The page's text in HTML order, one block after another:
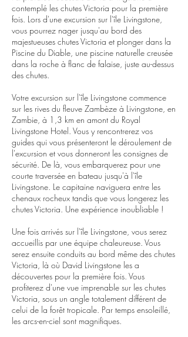
contemplé les chutes Victoria pour la première
fois. Lors d'une excursion sur l'île Livingstone,
vous pourrez nager jusqu'au bord des
majestueuses chutes Victoria et plonger dans la
Piscine du Diable, une piscine naturelle creusée
dans la roche à flanc de falaise, juste au-dessus
des chutes.
Votre excursion sur l'île Livingstone commence
sur les rives du fleuve Zambèze à Livingstone, en
Zambie, à 1,3 km en amont du Royal
Livingstone Hotel. Vous y rencontrerez vos
guides qui vous présenteront le déroulement de
l'excursion et vous donneront les consignes de
sécurité. De là, vous embarquerez pour une
courte traversée en bateau jusqu'à l'île
Livingstone. Le capitaine naviguera entre les
chenaux rocheux tandis que vous longerez les
chutes Victoria. Une expérience inoubliable !
Une fois arrivés sur l'île Livingstone, vous serez
accueillis par une équipe chaleureuse. Vous
serez ensuite conduits au bord même des chutes
Victoria, là où David Livingstone les a
découvertes pour la première fois. Vous
profiterez d'une vue imprenable sur les chutes
Victoria, sous un angle totalement différent de
celui de la forêt tropicale. Par temps ensoleillé,
les arcs-en-ciel sont magnifiques.